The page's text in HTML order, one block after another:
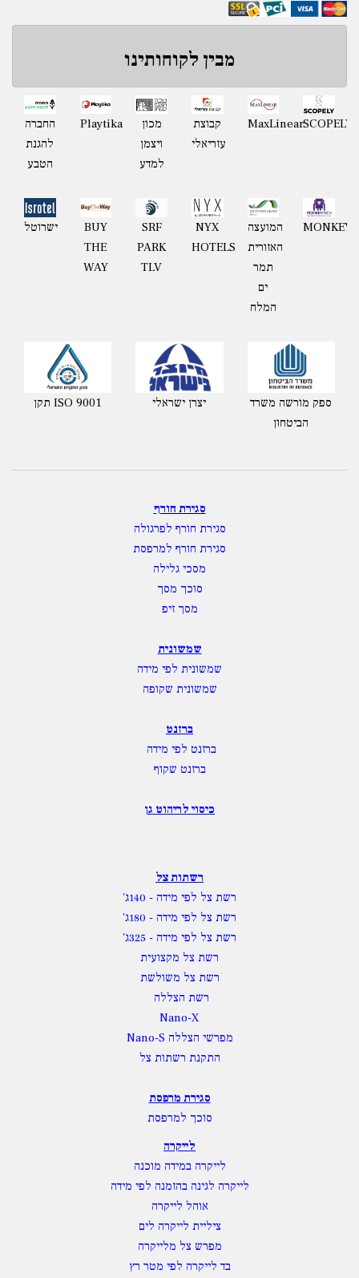
מבין לקוחותינו
החברה
להגנת
הטבע
Playtika
מכון
ויצמן
למדע
קבוצת
עזריאלי
MaxLinearSCOPELY
ישרוטל
BUY
THE
WAY
SRF
PARK
TLV
NYX
HOTELS
המועצה
האזורית
תמר
ים
המלח
תקן ISO 9001 יצרן ישראלי
ספק מורשה משרד
הביטחון
סגירת חורף
סגירת חורף לפרגולה
סגירת חורף למרפסת
מסכי גלילה
סוכך מסך
מסך זיפ
שמשונית
שמשונית לפי מידה
שמשונית שקופה
ברזנט
ברזנט לפי מידה
ברזנט שקוף
כיסוי לריהוט גן
רשתות צל
רשת צל לפי מידה - 140ג'
רשת צל לפי מידה - 180ג'
רשת צל לפי מידה - 325ג'
רשת צל מקצועית
רשת צל משולשת
רשת הצללה
Nano-X
מפרשי הצללה Nano-S
התקנת רשתות צל
סגירת מרפסת
סוכך למרפסת
לייקרה
לייקרה במידה מוכנה
לייקרה לגינה בהזמנה לפי מידה
אוהל לייקרה
ציליית לייקרה לים
מפרש צל מלייקרה
בד לייקרה לפי מטר רץ